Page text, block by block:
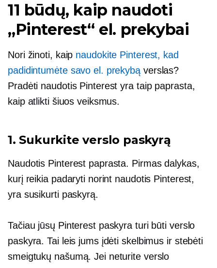
11 būdų, kaip naudoti
„Pinterest“ el. prekybai
Nori žinoti, kaip naudokite Pinterest, kad
padidintumėte savo el. prekybą verslas?
Pradėti naudotis Pinterest yra taip paprasta,
kaip atlikti šiuos veiksmus.
1. Sukurkite verslo paskyrą
Naudotis Pinterest paprasta. Pirmas dalykas,
kurį reikia padaryti norint naudotis Pinterest,
yra susikurti paskyrą.
Tačiau jūsų Pinterest paskyra turi būti verslo
paskyra. Tai leis jums įdėti skelbimus ir stebėti
smeigtukų našumą. Jei neturite verslo